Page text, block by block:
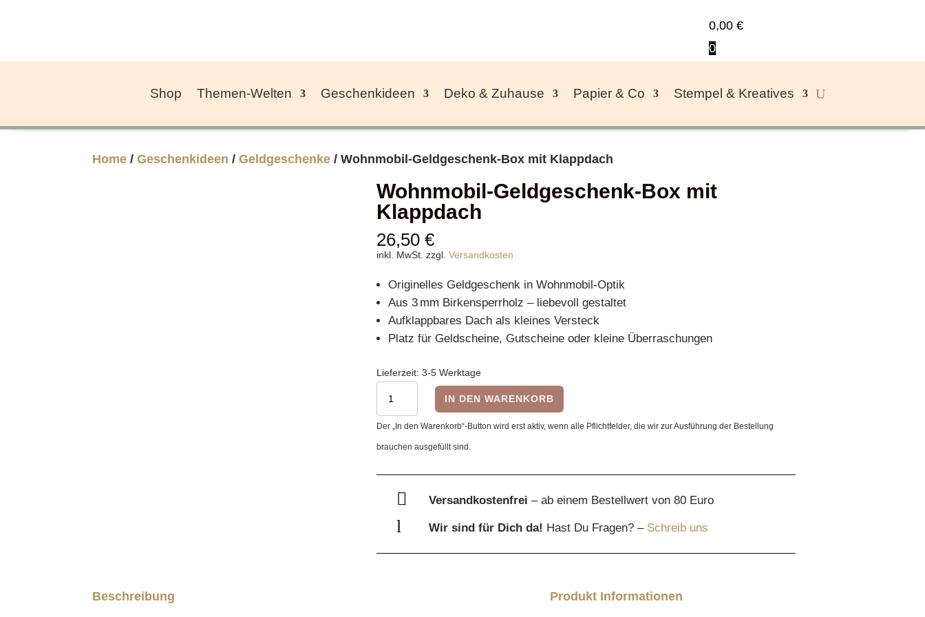
0,00€
0
Shop Themen-Welten Geschenkideen Deko & Zuhause Papier & Co Stempel & Kreatives
Home /Geschenkideen /Geldgeschenke / Wohnmobil-Geldgeschenk-Box mit Klappdach
Wohnmobil-Geldgeschenk-Box mit
Klappdach
26,50 €
inkl. MwSt. zzgl. Versandkosten
Originelles Geldgeschenk in Wohnmobil-Optik
Aus 3 mm Birkensperrholz – liebevoll gestaltet
Aufklappbares Dach als kleines Versteck
Platz für Geldscheine, Gutscheine oder kleine Überraschungen
Lieferzeit: 3-5 Werktage
Geldgeschenk-
Box
mit
Klappdach
Menge
IN DEN WARENKORB
Der „In den Warenkorb“-Button wird erst aktiv, wenn alle Pflichtfelder, die wir zur Ausführung der Bestellung
brauchen ausgefüllt sind.
 Versandkostenfrei– ab einem Bestellwert von 80 Euro
l Wir sind für Dich da! Hast Du Fragen? – Schreib uns
Beschreibung Produkt Informationen